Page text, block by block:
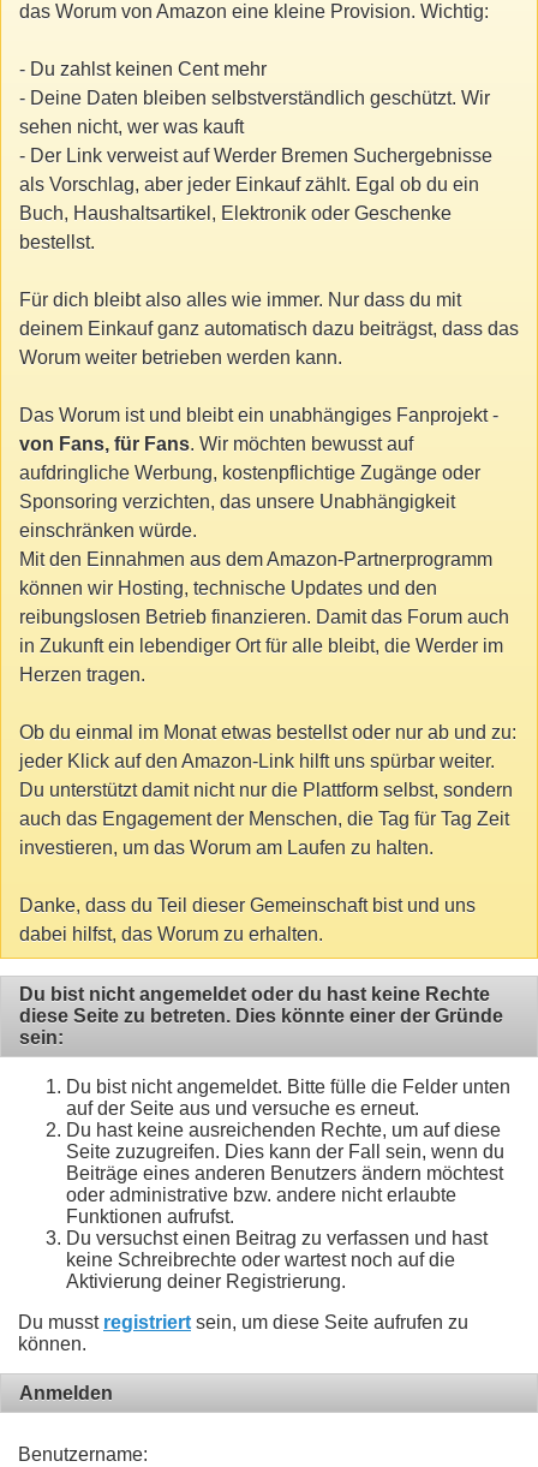
das Worum von Amazon eine kleine Provision. Wichtig:
- Du zahlst keinen Cent mehr
- Deine Daten bleiben selbstverständlich geschützt. Wir
sehen nicht, wer was kauft
- Der Link verweist auf Werder Bremen Suchergebnisse
als Vorschlag, aber jeder Einkauf zählt. Egal ob du ein
Buch, Haushaltsartikel, Elektronik oder Geschenke
bestellst.
Für dich bleibt also alles wie immer. Nur dass du mit
deinem Einkauf ganz automatisch dazu beiträgst, dass das
Worum weiter betrieben werden kann.
Das Worum ist und bleibt ein unabhängiges Fanprojekt -
von Fans, für Fans. Wir möchten bewusst auf
aufdringliche Werbung, kostenpflichtige Zugänge oder
Sponsoring verzichten, das unsere Unabhängigkeit
einschränken würde.
Mit den Einnahmen aus dem Amazon-Partnerprogramm
können wir Hosting, technische Updates und den
reibungslosen Betrieb finanzieren. Damit das Forum auch
in Zukunft ein lebendiger Ort für alle bleibt, die Werder im
Herzen tragen.
Ob du einmal im Monat etwas bestellst oder nur ab und zu:
jeder Klick auf den Amazon-Link hilft uns spürbar weiter.
Du unterstützt damit nicht nur die Plattform selbst, sondern
auch das Engagement der Menschen, die Tag für Tag Zeit
investieren, um das Worum am Laufen zu halten.
Danke, dass du Teil dieser Gemeinschaft bist und uns
dabei hilfst, das Worum zu erhalten.
Du bist nicht angemeldet oder du hast keine Rechte
diese Seite zu betreten. Dies könnte einer der Gründe
sein:
Du bist nicht angemeldet. Bitte fülle die Felder unten
auf der Seite aus und versuche es erneut.
Du hast keine ausreichenden Rechte, um auf diese
Seite zuzugreifen. Dies kann der Fall sein, wenn du
Beiträge eines anderen Benutzers ändern möchtest
oder administrative bzw. andere nicht erlaubte
Funktionen aufrufst.
Du versuchst einen Beitrag zu verfassen und hast
keine Schreibrechte oder wartest noch auf die
Aktivierung deiner Registrierung.
Du musst registriert sein, um diese Seite aufrufen zu
können.
Anmelden
Benutzername: